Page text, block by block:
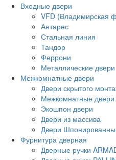
Входные двери
VFD (Владимирская
Антарес
Стальная линия
Тандор
Феррони
Металлические двери
Межкомнатные двери
Двери скрытого
Межкомнатные
Экошпон двери
Двери из массива
Двери
Фурнитура дверная
Дверные ручки